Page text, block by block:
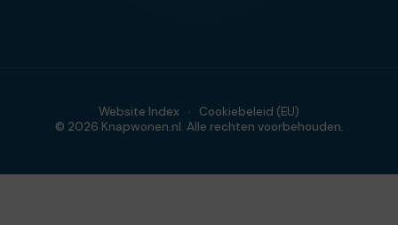
© 2026 Knapwonen.nl. Alle rechten voorbehouden.
Website Index Cookiebeleid (EU)